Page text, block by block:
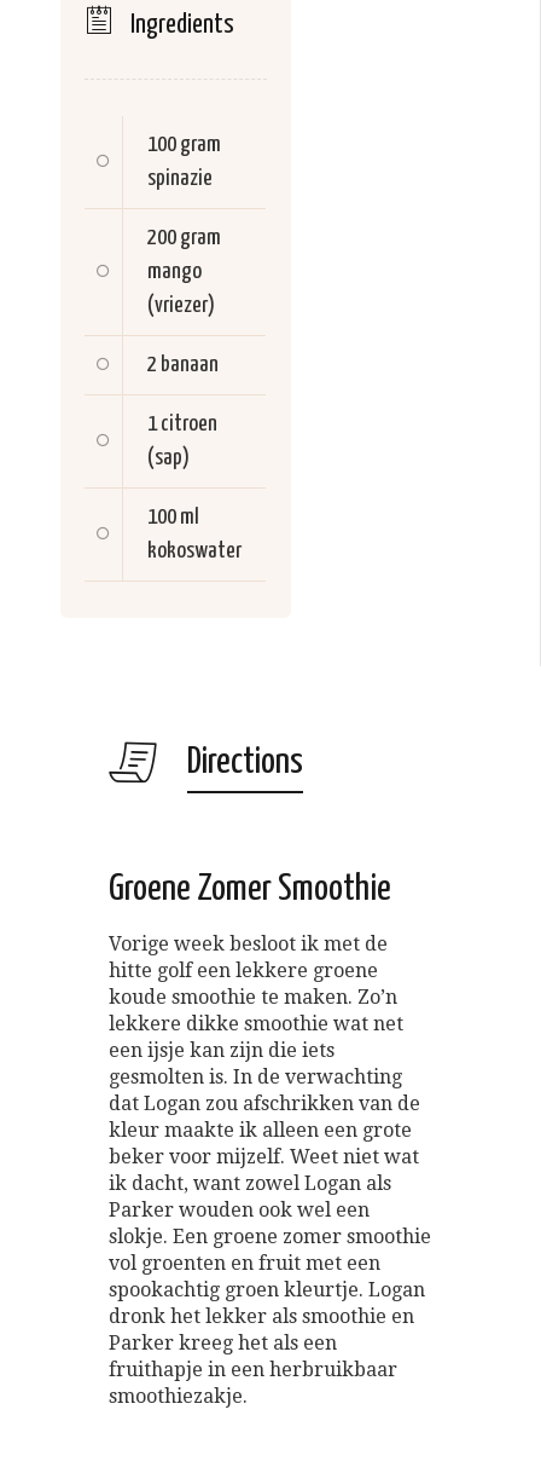
Ingredients
100 gram
spinazie
200 gram
mango
(vriezer)
2 banaan
1 citroen
(sap)
100 ml
kokoswater
Directions
Groene Zomer Smoothie
Vorige week besloot ik met de
hitte golf een lekkere groene
koude smoothie te maken. Zo’n
lekkere dikke smoothie wat net
een ijsje kan zijn die iets
gesmolten is. In de verwachting
dat Logan zou afschrikken van de
kleur maakte ik alleen een grote
beker voor mijzelf. Weet niet wat
ik dacht, want zowel Logan als
Parker wouden ook wel een
slokje. Een groene zomer smoothie
vol groenten en fruit met een
spookachtig groen kleurtje. Logan
dronk het lekker als smoothie en
Parker kreeg het als een
fruithapje in een herbruikbaar
smoothiezakje.